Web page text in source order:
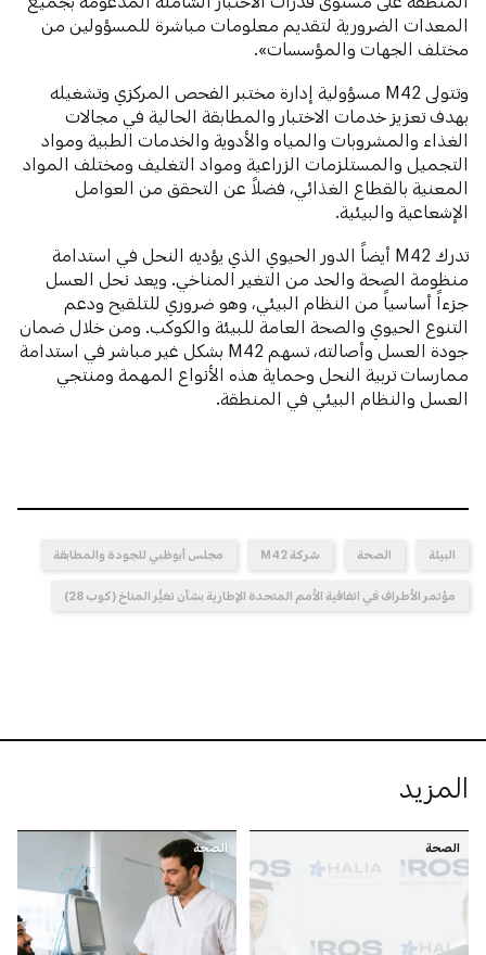
المعدات الضرورية لتقديم معلومات مباشرة للمسؤولين من
مختلف الجهات والمؤسسات».
وتتولى M42 مسؤولية إدارة مختبر الفحص المركزي وتشغيله
بهدف تعزيز خدمات الاختبار والمطابقة الحالية في مجالات
الغذاء والمشروبات والمياه والأدوية والخدمات الطبية ومواد
التجميل والمستلزمات الزراعية ومواد التغليف ومختلف المواد
المعنية بالقطاع الغذائي، فضلاً عن التحقق من العوامل
الإشعاعية والبيئية.
تدرك M42 أيضاً الدور الحيوي الذي يؤديه النحل في استدامة
منظومة الصحة والحد من التغير المناخي. ويعد نحل العسل
جزءاً أساسياً من النظام البيئي، وهو ضروري للتلقيح ودعم
التنوع الحيوي والصحة العامة للبيئة والكوكب. ومن خلال ضمان
جودة العسل وأصالته، تسهم M42 بشكل غير مباشر في استدامة
ممارسات تربية النحل وحماية هذه الأنواع المهمة ومنتجي
العسل والنظام البيئي في المنطقة.
البيئة الصحة شركة M42 مجلس أبوظبي للجودة والمطابقة
مؤتمر الأطراف في اتفاقية الأمم المتحدة الإطارية بشأن تغيُّر المناخ (كوب 28)
المزيد
الصحة الصحة